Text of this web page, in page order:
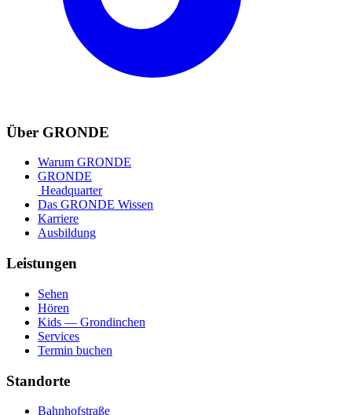
Über GRONDE
Warum GRONDE
GRONDE
Headquarter
Das GRONDE Wissen
Karriere
Ausbildung
Leistungen
Sehen
Hören
Kids — Grondinchen
Services
Termin buchen
Standorte
Bahnhofstraße